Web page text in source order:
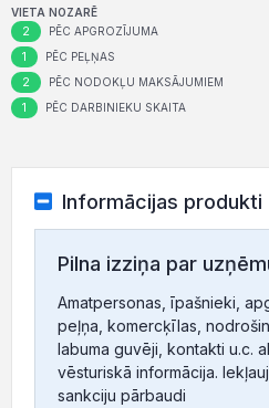
VIETA NOZARĒ
2 PĒC APGROZĪJUMA
1 PĒC PEĻŅAS
2 PĒC NODOKĻU MAKSĀJUMIEM
1 PĒC DARBINIEKU SKAITA
Informācijas produkti
Pilna izziņa par
Amatpersonas, īpašnieki,
peļņa, komercķīlas,
labuma guvēji, kontakti u.c.
vēsturiskā informācija.
sankciju pārbaudi